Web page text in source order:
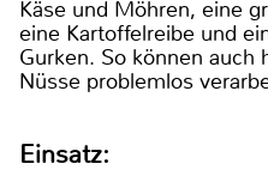
Käse und Möhren, eine
eine Kartoffelreibe und
Gurken. So können auch
Nüsse problemlos
Einsatz: